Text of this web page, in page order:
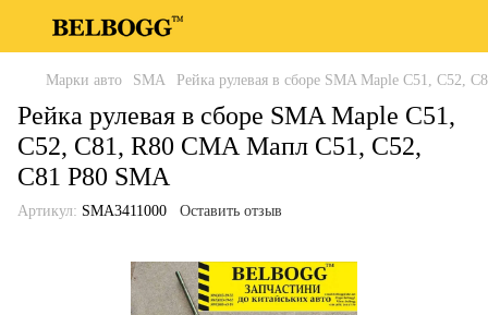
Марки авто SMA Рейка рулевая в сборе SMA Maple C51,
Рейка рулевая в сборе SMA Maple C51,
C52, C81, R80 СМА Мапл С51, С52,
С81 Р80 SMA
Артикул: SMA3411000 Оставить отзыв